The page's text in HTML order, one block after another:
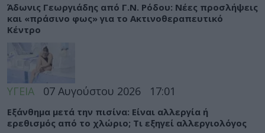
Άδωνις Γεωργιάδης από Γ.Ν. Ρόδου: Νέες προσλήψεις
και «πράσινο φως» για το Ακτινοθεραπευτικό
Κέντρο
ΥΓΕΙΑ 07 Αυγούστου 2026 17:01
Εξάνθημα μετά την πισίνα: Είναι αλλεργία ή
ερεθισμός από το χλώριο; Τι εξηγεί αλλεργιολόγος